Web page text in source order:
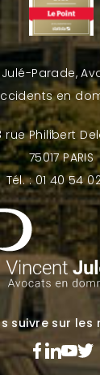
Parade,
en
rue Philibert
75017 PARIS
Tél. : 01 40 54
suivre sur les